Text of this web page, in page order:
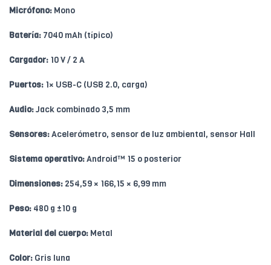
Micrófono: Mono
Batería: 7040 mAh (típico)
Cargador: 10 V / 2 A
Puertos: 1× USB-C (USB 2.0, carga)
Audio:Jack combinado 3,5 mm
Sensores:Acelerómetro, sensor de luz ambiental, sensor Hall
Sistema operativo:Android™ 15 o posterior
Dimensiones: 254,59 × 166,15 × 6,99 mm
Peso: 480 g ±10 g
Material del cuerpo: Metal
Color: Gris luna